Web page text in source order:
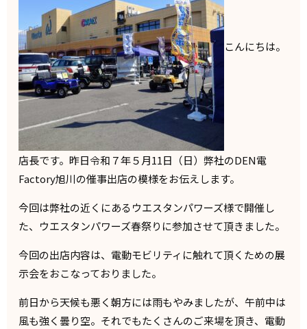
こんにちは。
店長です。昨日令和７年５月11日（日）弊社のDEN電
Factory旭川の催事出店の模様をお伝えします。
今回は弊社の近くにあるウエスタンパワーズ様で開催し
た、ウエスタンパワーズ春祭りに参加させて頂きました。
今回の出店内容は、電動モビリティに触れて頂くための展
示会をおこなっておりました。
前日から天候も悪く朝方には雨もやみましたが、午前中は
風も強く曇り空。それでもたくさんのご来場を頂き、電動